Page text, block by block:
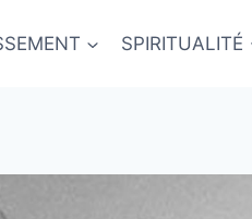
SPIRITUALITÉ